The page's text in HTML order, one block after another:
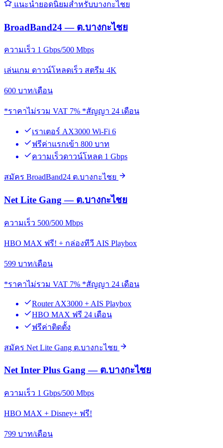
แนะนำยอดนิยมสำหรับบางกะไชย
BroadBand24 — ต.บางกะไชย
ความเร็ว 1 Gbps/500 Mbps
เล่นเกม ดาวน์โหลดเร็ว สตรีม 4K
600 บาท/เดือน
*ราคาไม่รวม VAT 7% *สัญญา 24 เดือน
เราเตอร์ AX3000 Wi-Fi 6
ฟรีค่าแรกเข้า 800 บาท
ความเร็วดาวน์โหลด 1 Gbps
สมัคร BroadBand24 ต.บางกะไชย
Net Lite Gang — ต.บางกะไชย
ความเร็ว 500/500 Mbps
HBO MAX ฟรี! + กล่องทีวี AIS Playbox
599 บาท/เดือน
*ราคาไม่รวม VAT 7% *สัญญา 24 เดือน
Router AX3000 + AIS Playbox
HBO MAX ฟรี 24 เดือน
ฟรีค่าติดตั้ง
สมัคร Net Lite Gang ต.บางกะไชย
Net Inter Plus Gang — ต.บางกะไชย
ความเร็ว 1 Gbps/500 Mbps
HBO MAX + Disney+ ฟรี!
799 บาท/เดือน